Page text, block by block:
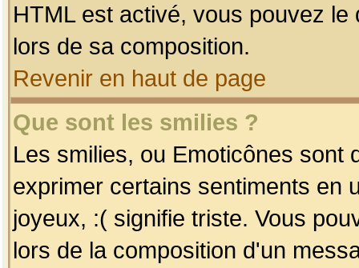
HTML est activé, vous pouvez
lors de sa composition.
Revenir en haut de page
Que sont les smilies ?
Les smilies, ou Emoticônes sont
exprimer certains sentiments en
joyeux, :( signifie triste. Vous
lors de la composition d'un